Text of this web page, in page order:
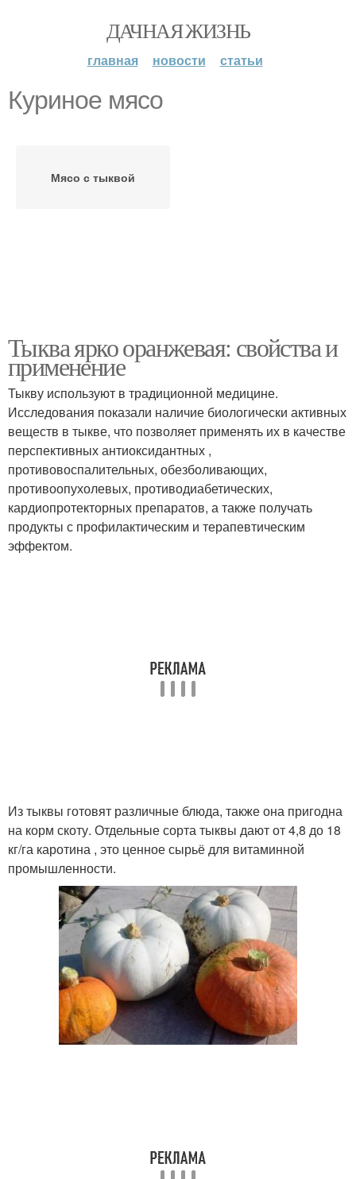
ДАЧНАЯ ЖИЗНЬ
главная новости статьи
Куриное мясо
Мясо с тыквой
Тыква ярко оранжевая: свойства и
применение
Тыкву используют в традиционной медицине.
Исследования показали наличие биологически активных
веществ в тыкве, что позволяет применять их в качестве
перспективных антиоксидантных ,
противовоспалительных, обезболивающих,
противоопухолевых, противодиабетических,
кардиопротекторных препаратов, а также получать
продукты с профилактическим и терапевтическим
эффектом.
Из тыквы готовят различные блюда, также она пригодна
на корм скоту. Отдельные сорта тыквы дают от 4,8 до 18
кг/га каротина , это ценное сырьё для витаминной
промышленности.